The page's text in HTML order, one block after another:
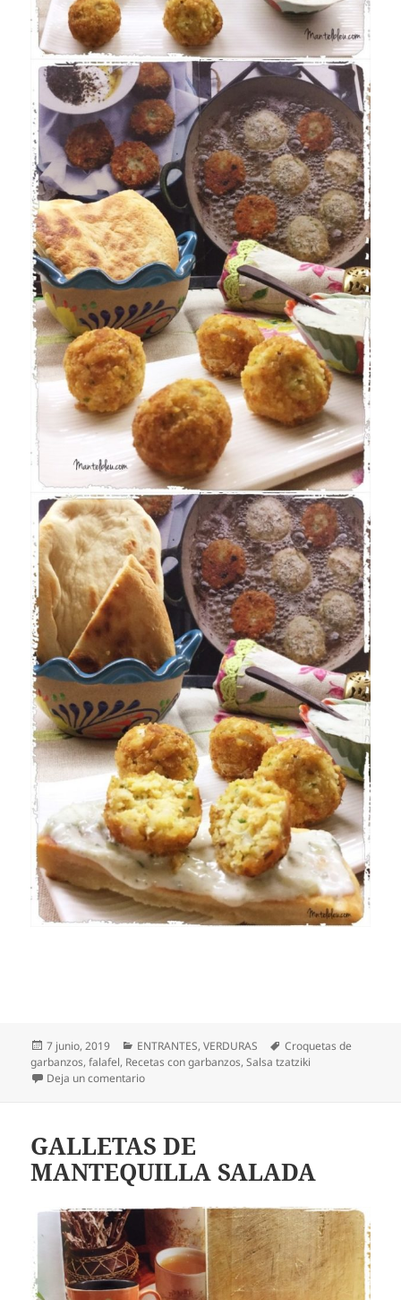
Publicado
el
7 junio, 2019 Categorías
ENTRANTES,VERDURAS Etiquetas
Croquetas de
garbanzos,falafel, Recetas con garbanzos,Salsa tzatziki
Deja un comentarioen Falafel. Croquetas de garbanzos con salsa
GALLETAS DE
MANTEQUILLA SALADA